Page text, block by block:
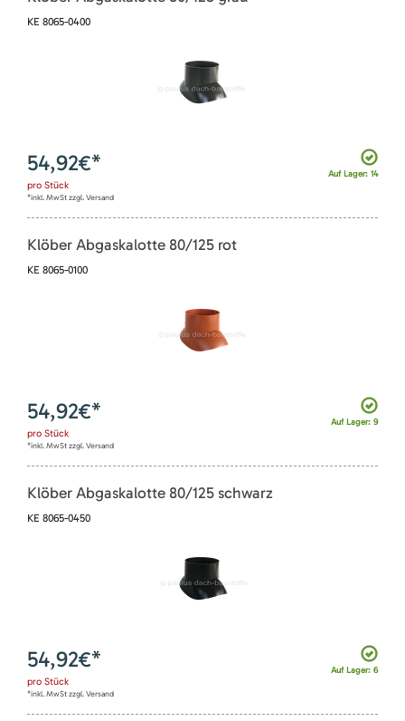
KE 8065-0400
Auf Lager: 14
54,92€*
pro Stück
*inkl. MwSt zzgl. Versand
Klöber Abgaskalotte 80/125 rot
KE 8065-0100
Auf Lager: 9
54,92€*
pro Stück
*inkl. MwSt zzgl. Versand
Klöber Abgaskalotte 80/125 schwarz
KE 8065-0450
Auf Lager: 6
54,92€*
pro Stück
*inkl. MwSt zzgl. Versand